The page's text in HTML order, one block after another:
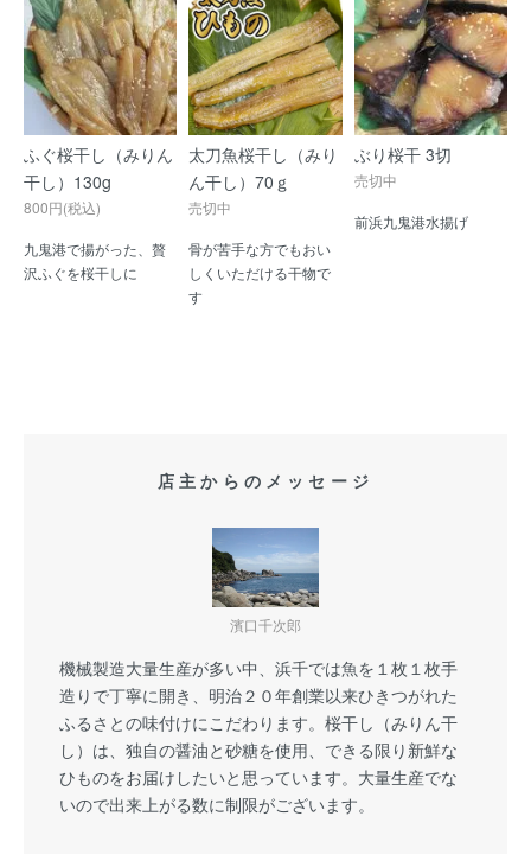
ふぐ桜干し（みりん
干し）130g
800円(税込)
九鬼港で揚がった、贅
沢ふぐを桜干しに
太刀魚桜干し（みり
ん干し）70ｇ
売切中
骨が苦手な方でもおい
しくいただける干物で
す
ぶり桜干 3切
売切中
前浜九鬼港水揚げ
店主からのメッセージ
濱口千次郎
機械製造大量生産が多い中、浜千では魚を１枚１枚手
造りで丁寧に開き、明治２０年創業以来ひきつがれた
ふるさとの味付けにこだわります。桜干し（みりん干
し）は、独自の醤油と砂糖を使用、できる限り新鮮な
ひものをお届けしたいと思っています。大量生産でな
いので出来上がる数に制限がございます。